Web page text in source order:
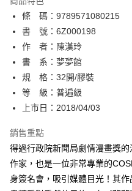
相關說明
【關於「AFTEE先享後付」】
AFTEE先享後付是「在收到商品之
便利好安心！
１．簡單：不需註冊會員、不需綁
２．便利：只要手機號碼，簡訊認證
３．安心：先確認商品／服務後，再
【「AFTEE先享後付」結帳流程】
１．於結帳方式選擇「AFTEE先享
２．訂單成立數日內，您將收到繳費
ATM／網路銀行／等多元方式進行
※ 請注意：結帳手續完成當下不需
購買商品的店家。未經商家同意取
後付繳納相關費用。
ATM付款
運送方式
全家取貨付款
每筆NT$80，滿NT$500(含以上)
每筆NT$80，滿NT$500(含以上)
每筆NT$80，滿NT$500(含以上)
條 碼：9789571080215
書 號：6Z000198
作 者：陳漢玲
書 系：夢夢館
規 格：32開/膠裝
等 級：普遍級
上市日：2018/04/03
銷售重點
得過行政院新聞局劇情漫畫獎
作家，也是一位非常專業的
身簽名會，吸引媒體目光！其